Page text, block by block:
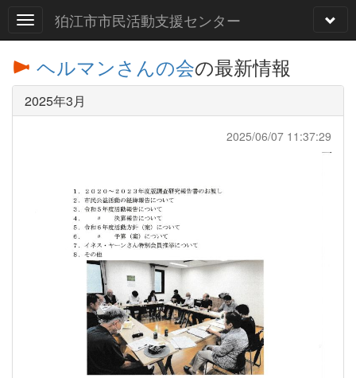
狛江市市民活動支援センター
ヘルマンさんの会の最新情報
2025年3月
2025/06/07 11:37:29